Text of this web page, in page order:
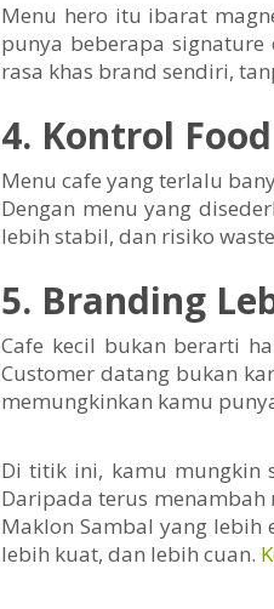
Menu hero itu ibarat
punya beberapa
rasa khas brand sendiri,
4. Kontrol
Menu cafe yang terlalu
Dengan menu yang
lebih stabil, dan risiko
5. Branding
Cafe kecil bukan berarti
Customer datang bukan
memungkinkan kamu
Di titik ini, kamu mungkin
Daripada terus
Maklon Sambal yang
lebih kuat, dan lebih cuan.